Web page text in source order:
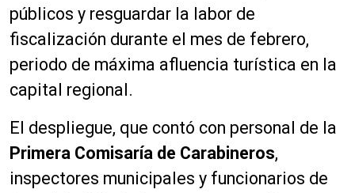
públicos y resguardar la labor de
fiscalización durante el mes de febrero,
periodo de máxima afluencia turística en la
capital regional.
El despliegue, que contó con personal de la
Primera Comisaría de Carabineros,
inspectores municipales y funcionarios de